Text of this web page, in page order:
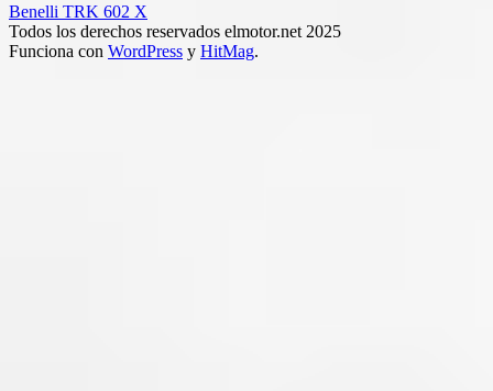
Benelli TRK 602 X
Todos los derechos reservados elmotor.net 2025
Funciona con WordPress y HitMag.